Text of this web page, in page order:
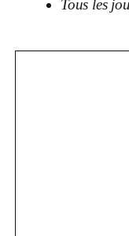
Tous les